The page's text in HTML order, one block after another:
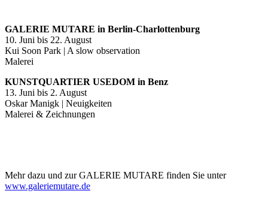
GALERIE MUTARE in Berlin-Charlottenburg
10. Juni bis 22. August
Kui Soon Park | A slow observation
Malerei
KUNSTQUARTIER USEDOM in Benz
13. Juni bis 2. August
Oskar Manigk | Neuigkeiten
Malerei & Zeichnungen
Mehr dazu und zur GALERIE MUTARE finden Sie unter
www.galeriemutare.de